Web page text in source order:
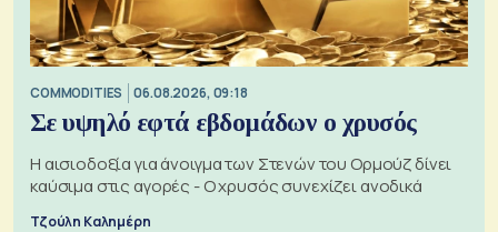
COMMODITIES 06.08.2026, 09:18
Σε υψηλό εφτά εβδομάδων ο χρυσός
Η αισιοδοξία για άνοιγμα των Στενών του Ορμούζ δίνει
καύσιμα στις αγορές - Ο χρυσός συνεχίζει ανοδικά
Τζούλη Καλημέρη